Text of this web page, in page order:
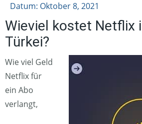
Datum: Oktober 8, 2021
Wieviel kostet Netflix
Türkei?
Wie viel Geld
Netflix für
ein Abo
verlangt,